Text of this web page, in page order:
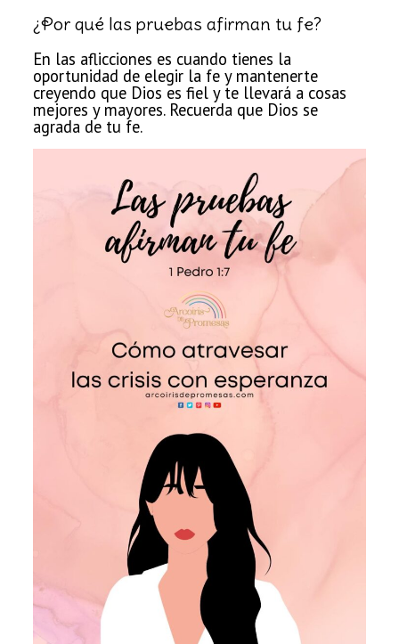
¿Por qué las pruebas afirman tu fe?
En las aflicciones es cuando tienes la
oportunidad de elegir la fe y mantenerte
creyendo que Dios es fiel y te llevará a cosas
mejores y mayores. Recuerda que Dios se
agrada de tu fe.